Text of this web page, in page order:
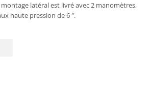
latéral est livré avec 2 manomètres,
haute pression de 6 ″.